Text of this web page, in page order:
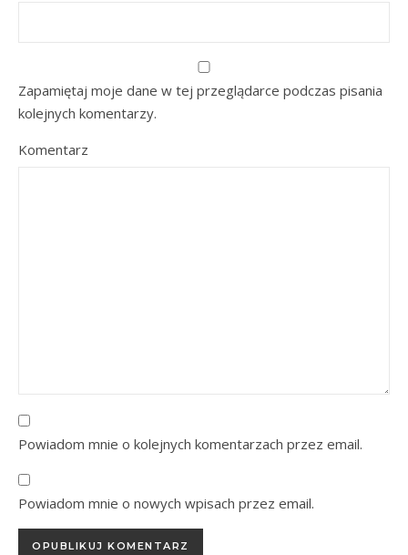
Zapamiętaj moje dane w tej przeglądarce podczas pisania
kolejnych komentarzy.
Komentarz
Powiadom mnie o kolejnych komentarzach przez email.
Powiadom mnie o nowych wpisach przez email.